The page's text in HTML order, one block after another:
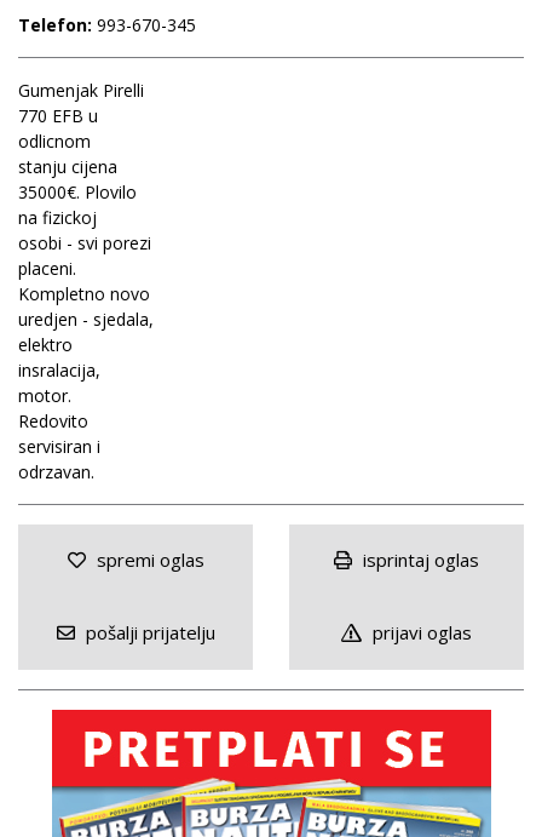
Telefon: 993-670-345
Gumenjak Pirelli
770 EFB u
odlicnom
stanju cijena
35000€. Plovilo
na fizickoj
osobi - svi porezi
placeni.
Kompletno novo
uredjen - sjedala,
elektro
insralacija,
motor.
Redovito
servisiran i
odrzavan.
spremi oglas isprintaj oglas
pošalji prijatelju prijavi oglas